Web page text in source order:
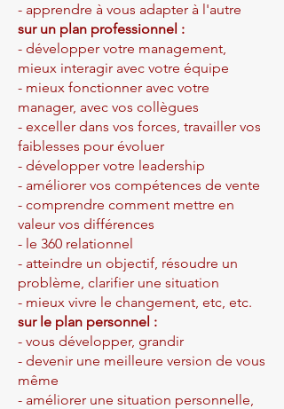
- apprendre à vous adapter à l'autre
sur un plan professionnel :
- développer votre management,
mieux interagir avec votre équipe
- mieux fonctionner avec votre
manager, avec vos collègues
- exceller dans vos forces, travailler vos
faiblesses pour évoluer
- développer votre leadership
- améliorer vos compétences de vente
- comprendre comment mettre en
valeur vos différences
- le 360 relationnel
- atteindre un objectif, résoudre un
problème, clarifier une situation
- mieux vivre le changement, etc, etc.
sur le plan personnel :
- vous développer, grandir
- devenir une meilleure version de vous
même
- améliorer une situation personnelle,